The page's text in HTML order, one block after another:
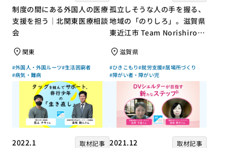
制度の間にある外国人の医療
支援を担う｜北関東医療相談
会
関東
#外国人・外国ルーツ#生活困窮者
#病気・難病
孤立しそうな人の手を握る、
地域の「のりしろ」。滋賀県
東近江市 Team Norishiroの
滋賀県
#ひきこもり#就労支援#居場所づくり
#障がい者・障がい児
2022.1 取材記事 2021.12 取材記事